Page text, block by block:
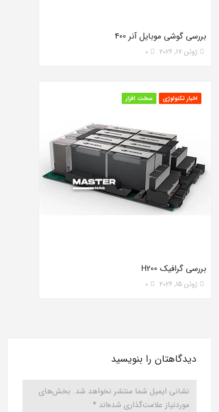
بررسی گوشی موبایل آنر 400
ژوئن 17, 2026 0
اخبار تکنولوژی سخت افزار
بررسی گرافیک H200
ژوئن 15, 2026 0
دیدگاهتان را بنویسید
نشانی ایمیل شما منتشر نخواهد شد. بخش‌های
موردنیاز علامت‌گذاری شده‌اند *